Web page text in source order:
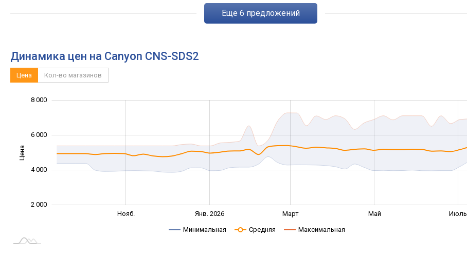
eще 6 предложений
Динамика цен на Canyon CNS-SDS2
Цена Кол-во магазинов
Цена
2 000
4 000
6 000
8 000
Нояб. Янв. 2026 Март Май Июль
Минимальная Средняя Максимальная